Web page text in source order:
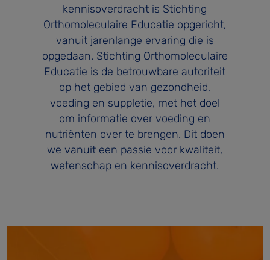
kennisoverdracht is Stichting
Orthomoleculaire Educatie opgericht,
vanuit jarenlange ervaring die is
opgedaan. Stichting Orthomoleculaire
Educatie is de betrouwbare autoriteit
op het gebied van gezondheid,
voeding en suppletie, met het doel
om informatie over voeding en
nutriënten over te brengen. Dit doen
we vanuit een passie voor kwaliteit,
wetenschap en kennisoverdracht.